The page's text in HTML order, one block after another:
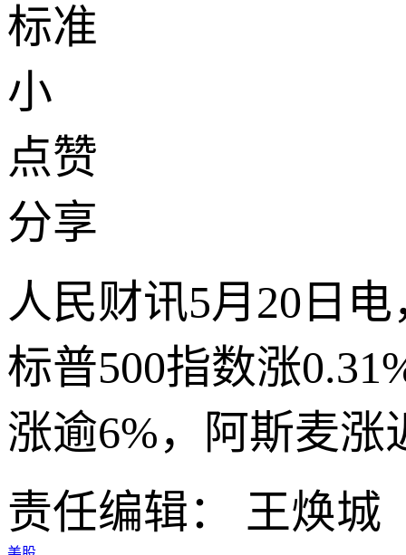
标准
小
点赞
分享
人民财讯5月20日电
标普500指数涨
涨逾6%，阿斯麦涨
责任编辑： 王焕城